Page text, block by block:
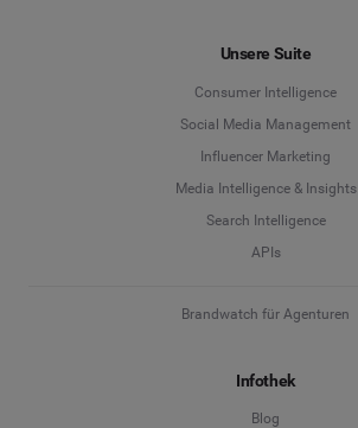
Unsere Suite
Consumer Intelligence
Social Media Management
Influencer Marketing
Media Intelligence & Insights
Search Intelligence
APIs
Brandwatch für Agenturen
Infothek
Blog